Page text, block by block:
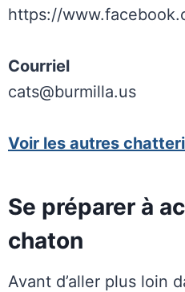
https://
Courriel
cats@burmilla.us
Voir les autres
Se préparer à
chaton
Avant d’aller plus loin